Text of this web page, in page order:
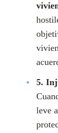
5.
leve